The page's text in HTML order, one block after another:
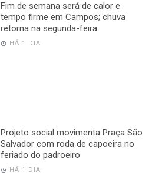
Fim de semana será de calor e
tempo firme em Campos; chuva
retorna na segunda-feira
HÁ 1 DIA
Projeto social movimenta Praça São
Salvador com roda de capoeira no
feriado do padroeiro
HÁ 1 DIA